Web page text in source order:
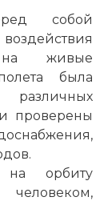
собой
на живые
была
различных
проверены
орбиту